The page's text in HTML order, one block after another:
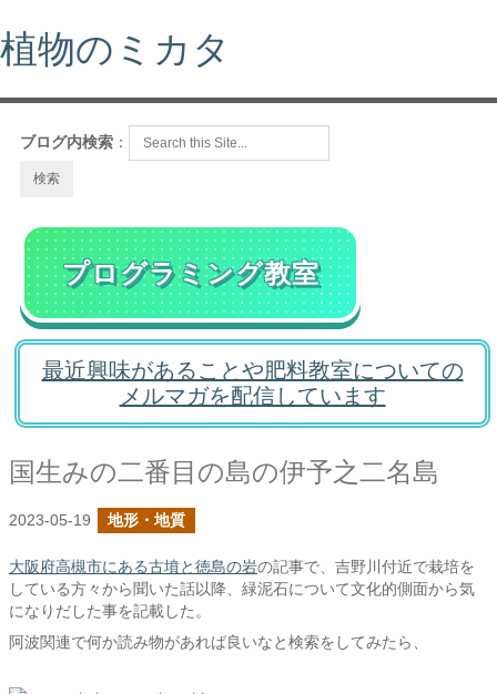
植物のミカタ
ブログ内検索 ：
プログラミング教室
最近興味があることや肥料教室についての
メルマガを配信しています
国生みの二番目の島の伊予之二名島
2023-05-19 地形・地質
大阪府高槻市にある古墳と徳島の岩の記事で、吉野川付近で栽培を
している方々から聞いた話以降、緑泥石について文化的側面から気
になりだした事を記載した。
阿波関連で何か読み物があれば良いなと検索をしてみたら、